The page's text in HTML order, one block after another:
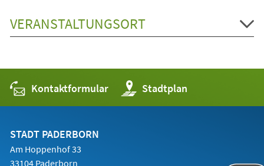
VERANSTALTUNGSORT
Kontaktformular Stadtplan
(Öffnet
in
einem
STADT PADERBORN
Am Hoppenhof 33
33104 Paderborn